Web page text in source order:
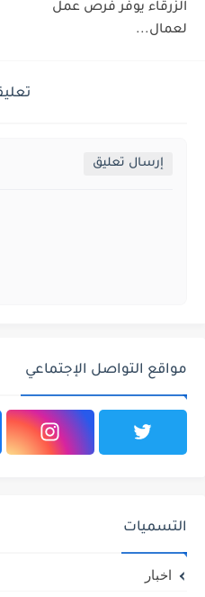
الزرقاء يوفر فرص عمل
لعمال...
إرسال تعليق
مواقع التواصل الإجتماعي
التسميات
اخبار